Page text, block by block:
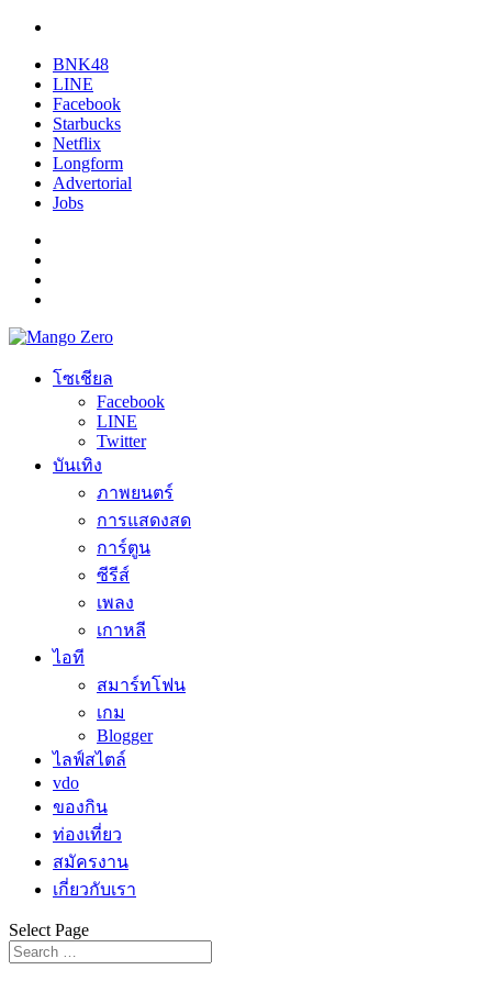
BNK48
LINE
Facebook
Starbucks
Netflix
Longform
Advertorial
Jobs
โซเชียล
Facebook
LINE
Twitter
บันเทิง
ภาพยนตร์
การแสดงสด
การ์ตูน
ซีรีส์
เพลง
เกาหลี
ไอที
สมาร์ทโฟน
เกม
Blogger
ไลฟ์สไตล์
vdo
ของกิน
ท่องเที่ยว
สมัครงาน
เกี่ยวกับเรา
Select Page